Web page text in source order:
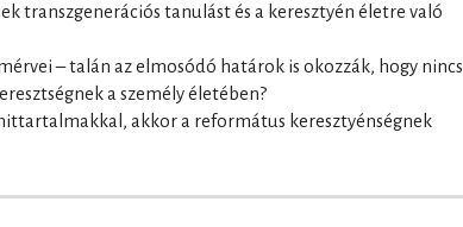
transzgenerációs tanulást és a keresztyén életre való
– talán az elmosódó határok is okozzák, hogy nincs
a személy életében?
akkor a református keresztyénségnek